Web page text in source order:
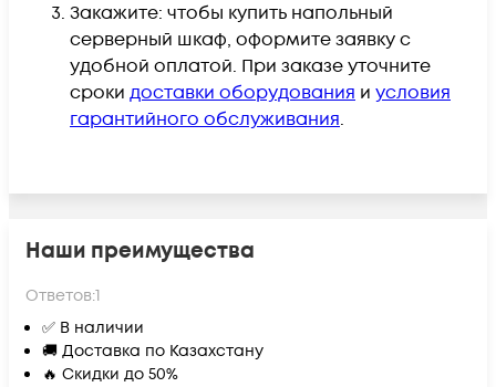
Закажите: чтобы купить напольный
серверный шкаф, оформите заявку с
удобной оплатой. При заказе уточните
сроки доставки оборудования и условия
гарантийного обслуживания.
Наши преимущества
Ответов:1
✅ В наличии
🚚 Доставка по Казахстану
🔥 Скидки до 50%